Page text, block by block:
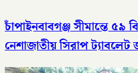
চাঁপাইনবাবগঞ্জ সীমান্তে ৫৯
নেশাজাতীয় সিরাপ ট্যাবলেট